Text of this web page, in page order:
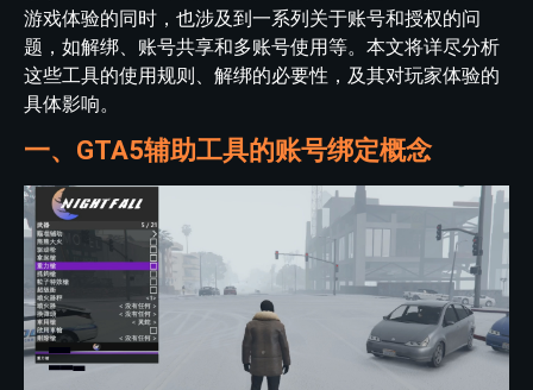
游戏体验的同时，也涉及到一系列关于账号和授权的问
题，如解绑、账号共享和多账号使用等。本文将详尽分析
这些工具的使用规则、解绑的必要性，及其对玩家体验的
具体影响。
一、GTA5辅助工具的账号绑定概念